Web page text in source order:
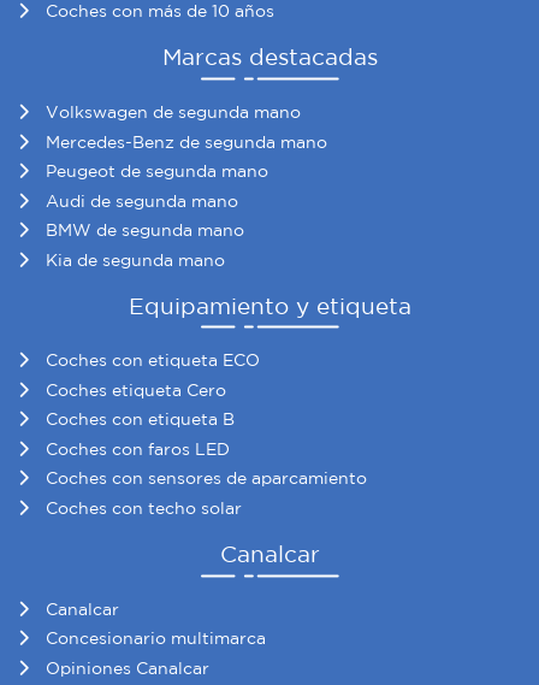
Coches con más de 10 años
Marcas destacadas
Volkswagen de segunda mano
Mercedes-Benz de segunda mano
Peugeot de segunda mano
Audi de segunda mano
BMW de segunda mano
Kia de segunda mano
Equipamiento y etiqueta
Coches con etiqueta ECO
Coches etiqueta Cero
Coches con etiqueta B
Coches con faros LED
Coches con sensores de aparcamiento
Coches con techo solar
Canalcar
Canalcar
Concesionario multimarca
Opiniones Canalcar